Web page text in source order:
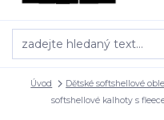
Úvod Dětské softshellové
softshellové kalhoty s